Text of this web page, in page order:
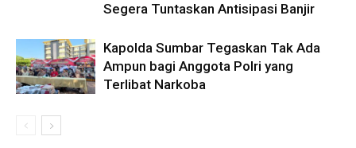
Segera Tuntaskan Antisipasi Banjir
Kapolda Sumbar Tegaskan Tak Ada
Ampun bagi Anggota Polri yang
Terlibat Narkoba